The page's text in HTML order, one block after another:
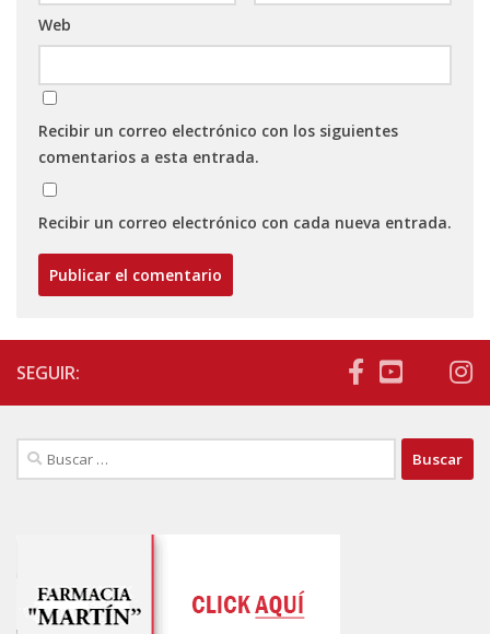
Web
Recibir un correo electrónico con los siguientes
comentarios a esta entrada.
Recibir un correo electrónico con cada nueva entrada.
SEGUIR:
Buscar: